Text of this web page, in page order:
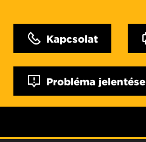
Kapcsolat
Probléma jelentése